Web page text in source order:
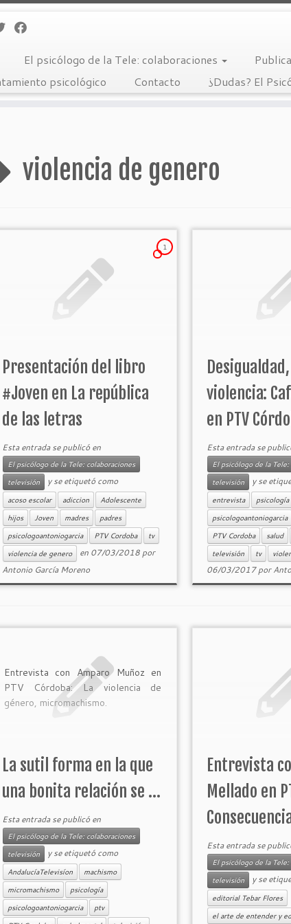
El psicólogo de la Tele: colaboraciones
psicológico
Contacto ¿Dudas? El
violencia de genero
1
Presentación del libro
#Joven en La república
de las letras
Esta entrada se publicó en
El psicólogo de la Tele: colaboraciones
televisión
y se etiquetó como
acoso escolar adiccion
Adolescente
hijos
Joven madres
padres
psicologoantoniogarcia
PTV Cordoba
tv
violencia de genero
en 07/03/2018 por
Antonio García Moreno
violencia:
en PTV
Esta entrada se
El psicólogo de la Tele:
televisión
y se
entrevista psicología
psicologoantoniogarcia
PTV Cordoba
salud
televisión
tv
06/03/2017 por
Entrevista con Amparo Muñoz en
PTV Córdoba: La violencia de
género, micromachismo.
La sutil forma en la que
una bonita relación se ...
Esta entrada se publicó en
El psicólogo de la Tele: colaboraciones
televisión
y se etiquetó como
AndalucíaTelevisíon
machismo
micromachismo
psicología
psicologoantoniogarcia
ptv
Entrevista
Mellado en
Esta entrada se
El psicólogo de la Tele:
televisión
y se
editorial Tebar Flores
el arte de entender y